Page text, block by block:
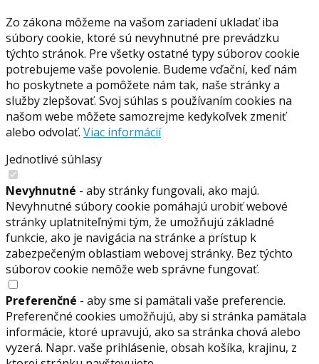
Zo zákona môžeme na vašom zariadení ukladať iba
súbory cookie, ktoré sú nevyhnutné pre prevádzku
týchto stránok. Pre všetky ostatné typy súborov cookie
potrebujeme vaše povolenie. Budeme vďační, keď nám
ho poskytnete a pomôžete nám tak, naše stránky a
služby zlepšovať. Svoj súhlas s používaním cookies na
našom webe môžete samozrejme kedykoľvek zmeniť
alebo odvolať. Viac informácií
Jednotlivé súhlasy
Nevyhnutné - aby stránky fungovali, ako majú.
Nevyhnutné súbory cookie pomáhajú urobiť webové
stránky uplatniteľnými tým, že umožňujú základné
funkcie, ako je navigácia na stránke a prístup k
zabezpečeným oblastiam webovej stránky. Bez týchto
súborov cookie nemôže web správne fungovať.
Preferenčné - aby sme si pamätali vaše preferencie.
Preferenčné cookies umožňujú, aby si stránka pamätala
informácie, ktoré upravujú, ako sa stránka chová alebo
vyzerá. Napr. vaše prihlásenie, obsah košíka, krajinu, z